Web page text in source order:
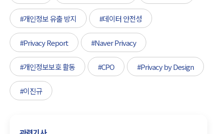
#개인정보 유출 방지 #데이터 안전성
#Privacy Report #Naver Privacy
#개인정보보호 활동 #CPO #Privacy by Design
#이진규